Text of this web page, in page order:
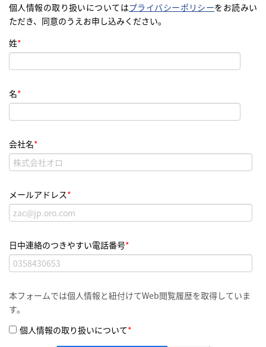
個人情報の取り扱いについてはプライバシーポリシーをお読みい
ただき、 同意のうえお申し込みください。
姓*
名*
会社名*
メールアドレス*
日中連絡のつきやすい電話番号*
本フォームでは個人情報と紐付けてWeb閲覧履歴を取得していま
す。
個人情報の取り扱いについて*